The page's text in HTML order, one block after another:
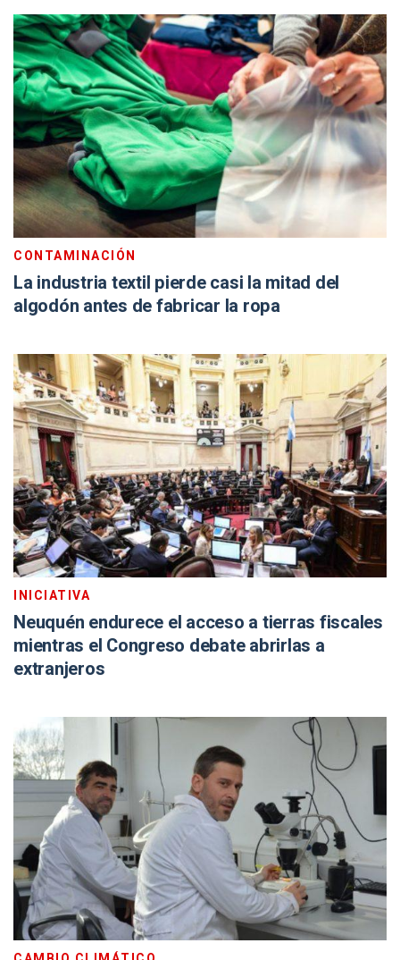
CONTAMINACIÓN
La industria textil pierde casi la mitad del
algodón antes de fabricar la ropa
INICIATIVA
Neuquén endurece el acceso a tierras fiscales
mientras el Congreso debate abrirlas a
extranjeros